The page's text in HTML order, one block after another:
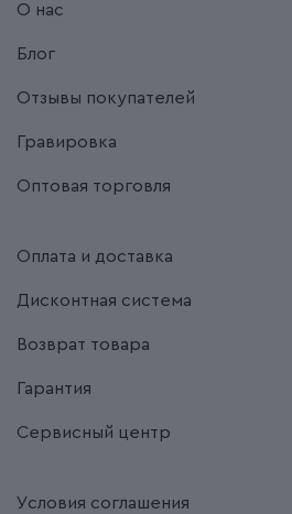
О нас
Блог
Отзывы покупателей
Гравировка
Оптовая торговля
Оплата и доставка
Дисконтная система
Возврат товара
Гарантия
Сервисный центр
Условия соглашения